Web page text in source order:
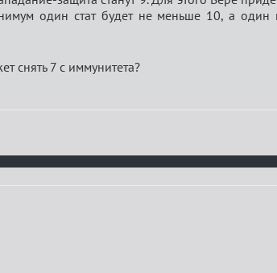
один стат будет не меньше 10, а один
снять 7 с иммунитета?